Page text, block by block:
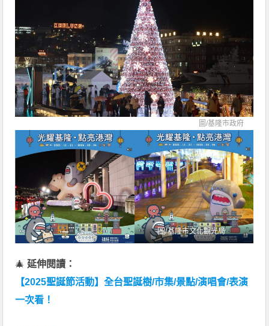
圖/基隆市政府
圖/基隆市文化觀光局
🎄 延伸閱讀：
【2025聖誕節活動】全台聖誕樹/市集/景點/演唱會/表演
一次看！